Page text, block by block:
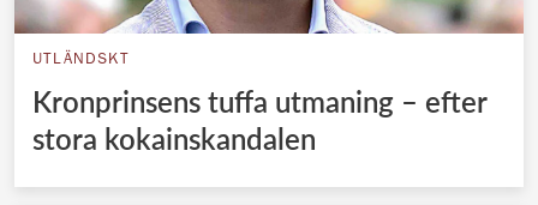
UTLÄNDSKT
Kronprinsens tuffa utmaning – efter
stora kokainskandalen